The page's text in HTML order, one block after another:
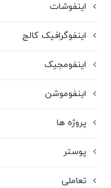
اینفوشات
اینفوگرافیک کالج
اینفومجیک
اینفوموشن
پروژه ها
پوستر
تعاملی